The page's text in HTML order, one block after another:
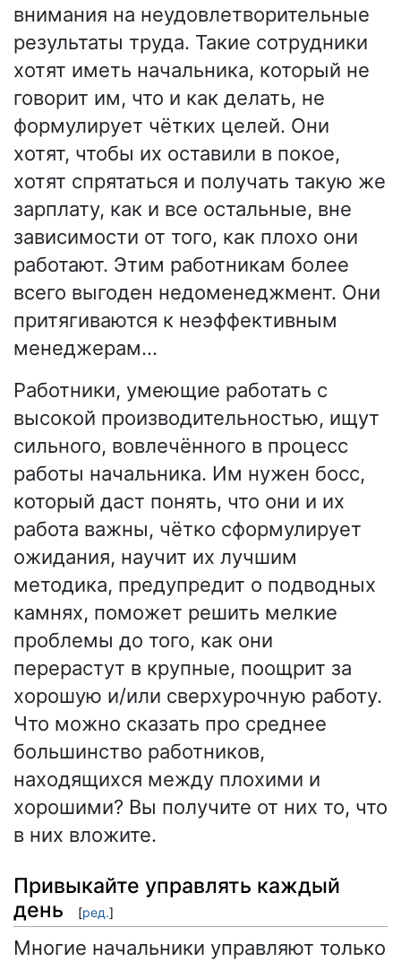
внимания на неудовлетворительные
результаты труда. Такие сотрудники
хотят иметь начальника, который не
говорит им, что и как делать, не
формулирует чётких целей. Они
хотят, чтобы их оставили в покое,
хотят спрятаться и получать такую же
зарплату, как и все остальные, вне
зависимости от того, как плохо они
работают. Этим работникам более
всего выгоден недоменеджмент. Они
притягиваются к неэффективным
менеджерам…
Работники, умеющие работать с
высокой производительностью, ищут
сильного, вовлечённого в процесс
работы начальника. Им нужен босс,
который даст понять, что они и их
работа важны, чётко сформулирует
ожидания, научит их лучшим
методика, предупредит о подводных
камнях, поможет решить мелкие
проблемы до того, как они
перерастут в крупные, поощрит за
хорошую и/или сверхурочную работу.
Что можно сказать про среднее
большинство работников,
находящихся между плохими и
хорошими? Вы получите от них то, что
в них вложите.
Привыкайте управлять каждый
день
[ред.]
Многие начальники управляют только